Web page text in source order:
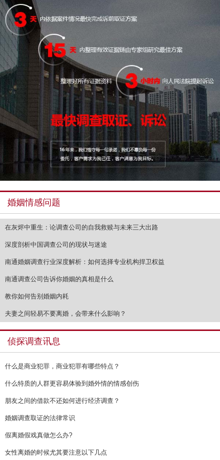
婚姻情感问题
在灰烬中重生：论调查公司的自我救赎与未来三大出路
深度剖析中国调查公司的现状与迷途
南通婚姻调查行业深度解析：如何选择专业机构捍卫权益
南通调查公司告诉你婚姻的真相是什么
教你如何告别婚姻内耗
夫妻之间轻易不要离婚，会带来什么影响？
侦探调查讯息
什么是商业犯罪，商业犯罪有哪些特点？
什么特质的人群更容易体验到婚外情的情感创伤
朋友之间的借款不还如何进行经济调查？
婚姻调查取证的法律常识
假离婚假戏真做怎么办?
女性离婚的时候尤其要注意以下几点